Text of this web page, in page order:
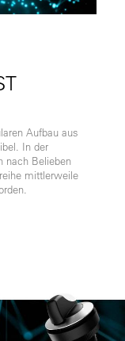
Aufbau aus
In der
nach Belieben
mittlerweile